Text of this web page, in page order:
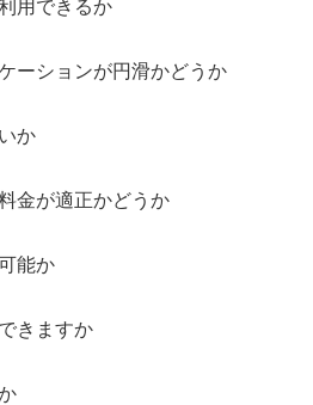
用できるか
ーションが円滑かどうか
か
金が適正かどうか
能か
きますか